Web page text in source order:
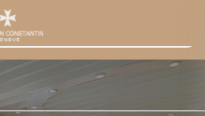
市售后服务网络优化升级公告
顿官方售后客户服务热线：400-882-9682
服务中心最新网点地址：
港汇中心写字楼2座37层3705室（需提前预约）